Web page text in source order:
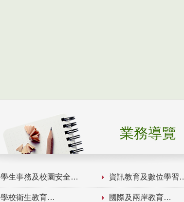
業務導覽
學生事務及校園安全 資訊教育及數位學習
學校衛生教育 國際及兩岸教育